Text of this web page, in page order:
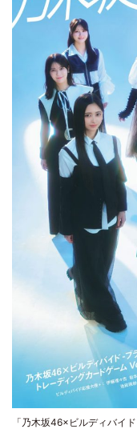
「乃木坂46×ビルディバイ